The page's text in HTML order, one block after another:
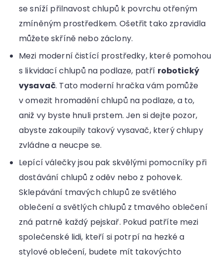
se sníží přilnavost chlupů k povrchu otřeným
zmíněným prostředkem. Ošetřit tako zpravidla
můžete skříně nebo záclony.
Mezi moderní čistící prostředky, které pomohou
s likvidací chlupů na podlaze, patří robotický
vysavač. Tato moderní hračka vám pomůže
v omezit hromadění chlupů na podlaze, a to,
aniž vy byste hnuli prstem. Jen si dejte pozor,
abyste zakoupily takový vysavač, který chlupy
zvládne a neucpe se.
Lepící válečky jsou pak skvělými pomocníky při
dostávání chlupů z oděv nebo z pohovek.
Sklepávání tmavých chlupů ze světlého
oblečení a světlých chlupů z tmavého oblečení
zná patrně každý pejskař. Pokud patříte mezi
společenské lidi, kteří si potrpí na hezké a
stylové oblečení, budete mít takovýchto